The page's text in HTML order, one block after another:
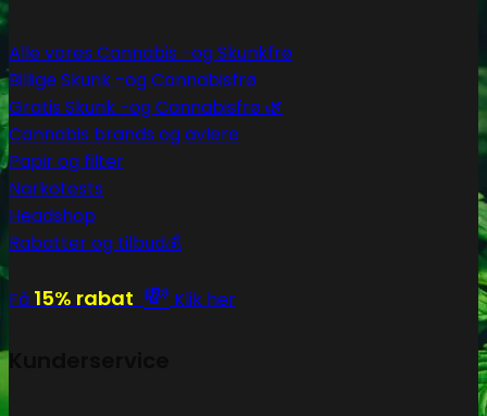
Alle vores Cannabis -og Skunkfrø
Billige Skunk -og Cannabisfrø
Gratis Skunk -og Cannabisfrø 🌿
Cannabis brands og avlere
Papir og filter
Narkotests
Headshop
Rabatter og tilbud💰
Få 15% rabat 💸 Klik her